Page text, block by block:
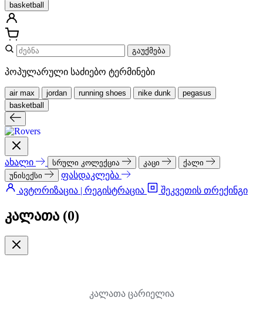
basketball
გაუქმება
პოპულარული საძიებო ტერმინები
air max jordan running shoes nike dunk
pegasus
basketball
ახალი სრული კოლექცია კაცი
ქალი
უნისექსი
ფასდაკლება
ავტორიზაცია | რეგისტრაცია
შეკვეთის თრექინგი
კალათა (0)
კალათა ცარიელია